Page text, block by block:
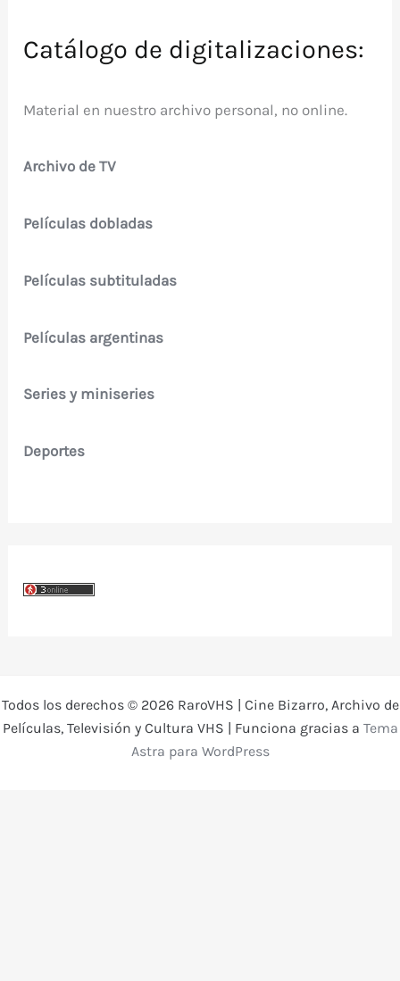
Catálogo de digitalizaciones:
Material en nuestro archivo personal, no online.
Archivo de TV
Películas dobladas
Películas subtituladas
Películas argentinas
Series y miniseries
Deportes
Todos los derechos © 2026 RaroVHS | Cine Bizarro, Archivo de
Películas, Televisión y Cultura VHS | Funciona gracias a Tema
Astra para WordPress